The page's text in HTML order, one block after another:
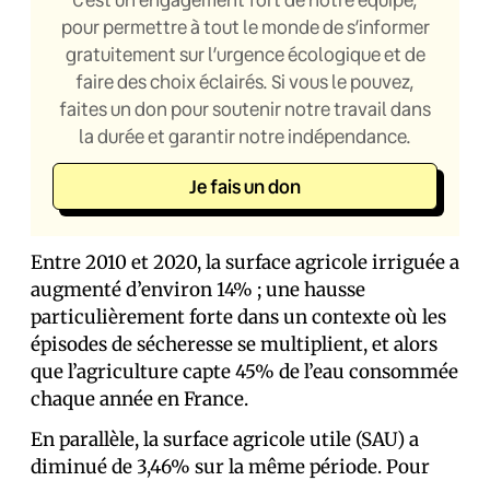
pour permettre à tout le monde de s’informer
gratuitement sur l’urgence écologique et de
faire des choix éclairés. Si vous le pouvez,
faites un don pour soutenir notre travail dans
la durée et garantir notre indépendance.
Je fais un don
Entre 2010 et 2020, la surface agricole irriguée a
augmenté d’environ 14% ; une hausse
particulièrement forte dans un contexte où les
épisodes de sécheresse se multiplient, et alors
que l’agriculture capte 45% de l’eau consommée
chaque année en France.
En parallèle, la surface agricole utile (SAU) a
diminué de 3,46% sur la même période. Pour